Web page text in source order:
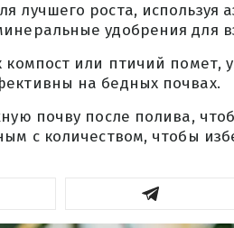
роста, используя
удобрения для
или птичий помет,
на бедных почвах.
почву после полива,
с количеством, чтобы